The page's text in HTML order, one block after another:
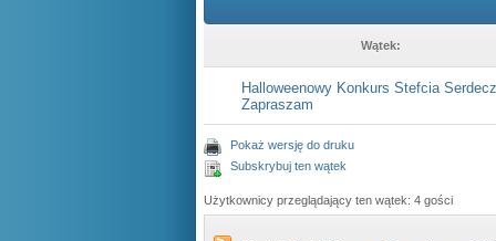
Wątek:
Halloweenowy Konkurs Stefcia
Zapraszam
Pokaż wersję do druku
Subskrybuj ten wątek
Użytkownicy przeglądający ten wątek: 4 gości